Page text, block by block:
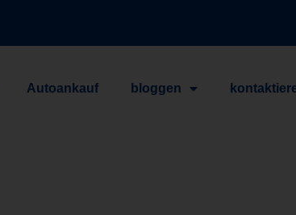
Autoankauf bloggen